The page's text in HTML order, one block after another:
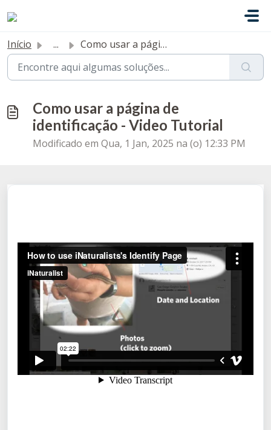
Início ... Como usar a página de identificação - Video Tutorial
Como usar a página de
identificação - Video Tutorial
Modificado em Qua, 1 Jan, 2025 na (o) 12:33 PM